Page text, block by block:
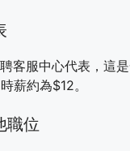
客服中心代表，這
薪約為$12。
職位